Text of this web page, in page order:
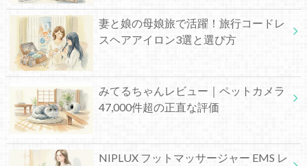
妻と娘の母娘旅で活躍！旅行コードレ
スヘアアイロン3選と選び方
みてるちゃんレビュー｜ペットカメラ
47,000件超の正直な評価
NIPLUX フットマッサージャー EMS レ